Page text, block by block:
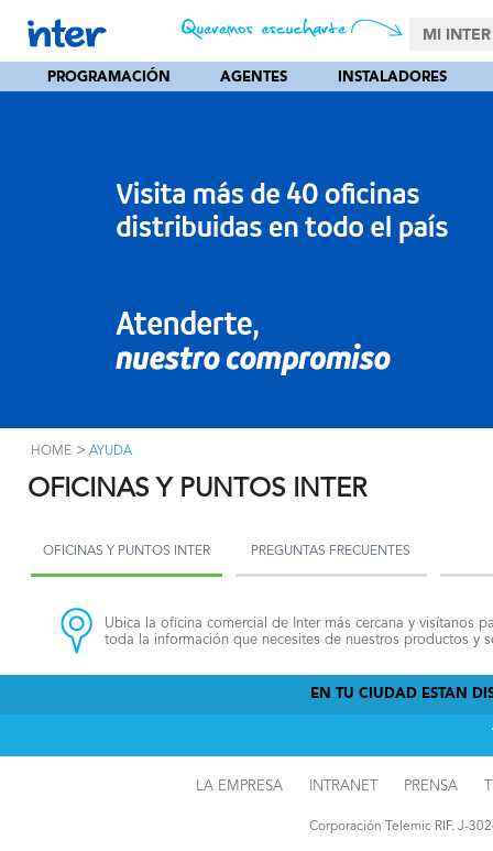
MI INTER
PROGRAMACIÓN AGENTES INSTALADORES
HOME > AYUDA
OFICINAS Y PUNTOS INTER
OFICINAS Y PUNTOS INTER PREGUNTAS FRECUENTES
Ubica la oficina comercial de Inter más cercana y visítanos
toda la información que necesites de nuestros productos y
EN TU CIUDAD ESTAN
LA EMPRESA INTRANET PRENSA
Corporación Telemic RIF. J-